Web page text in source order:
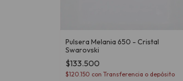
Pulsera Melania 650 - Cristal
Swarovski
$133.500
$120.150 con Transferencia o depósito